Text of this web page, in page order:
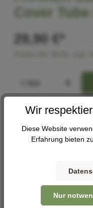
Cover Tube
29,90 €*
Verfügbar in 1 Filiale
Beschreibung
Wir
Diese Website
Erfahrung bieten
Nur